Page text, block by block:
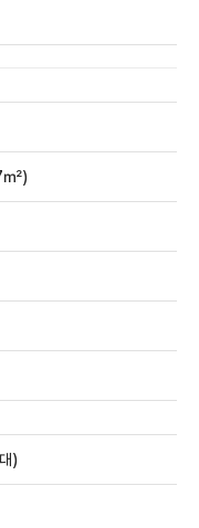
㎡)
)